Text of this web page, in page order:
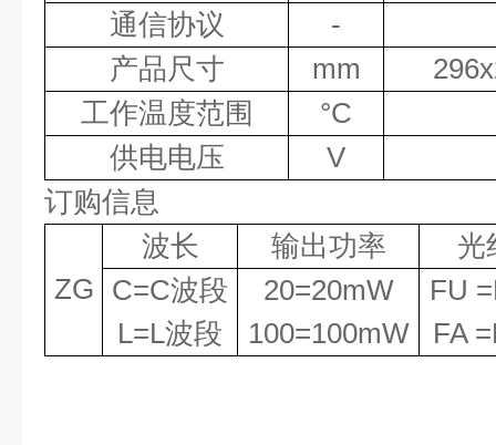
通信协议
-
产品尺寸
mm
工作温度范围
°C
供电电压
V
订购信息
ZG
波长 输出功率
光
C=C波段
L=L波段
20=20mW
100=100mW
FU
FA